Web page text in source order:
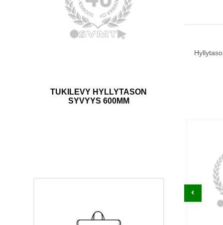
TUKILEVY HYLLYTASON
SYVYYS 600MM